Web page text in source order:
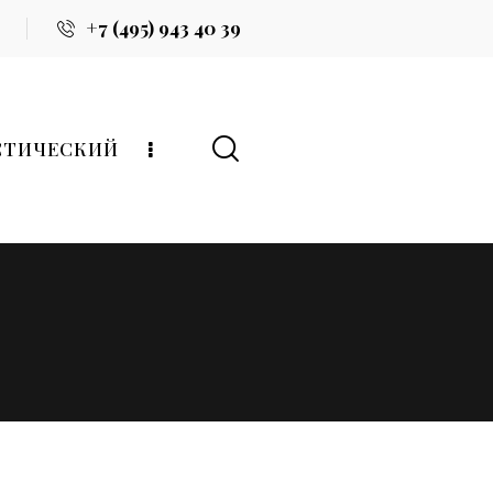
+7 (495) 943 40 39